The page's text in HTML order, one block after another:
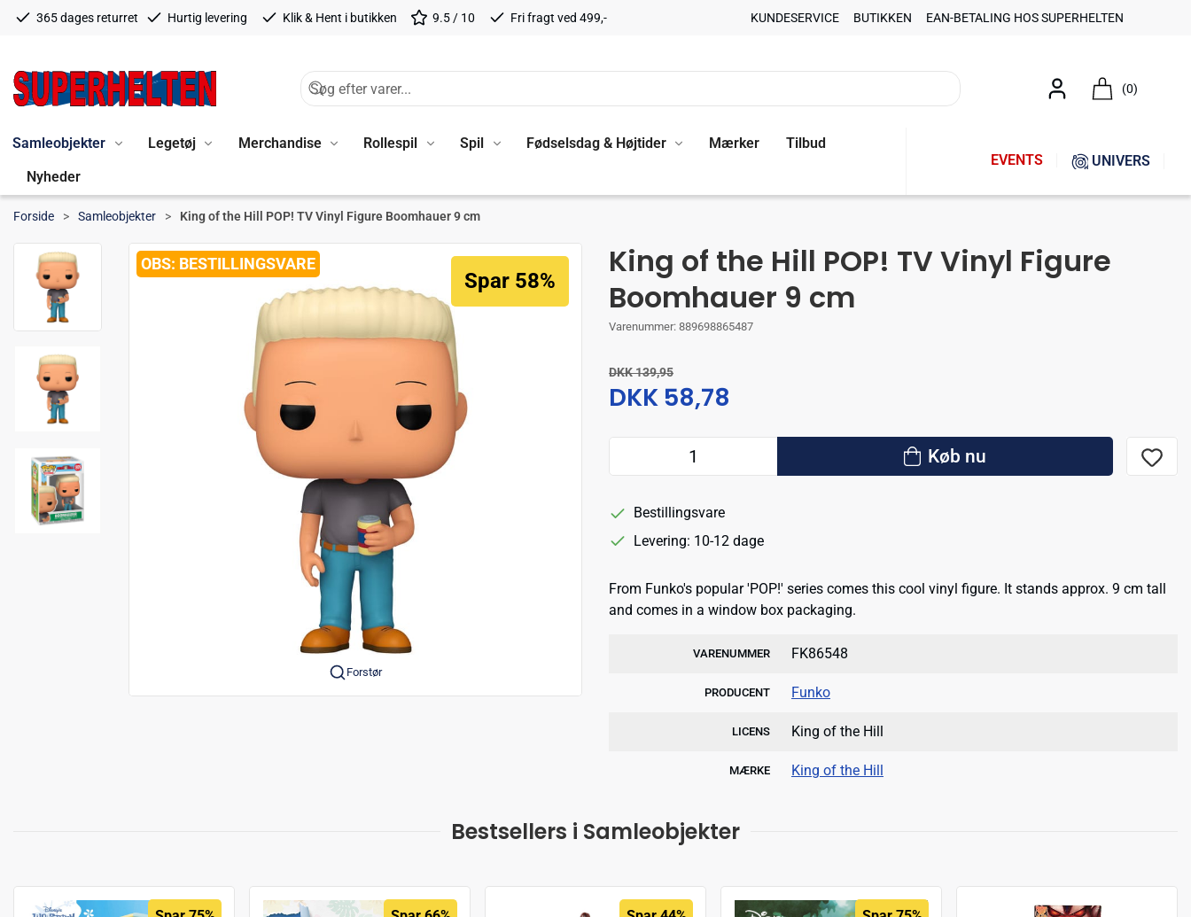
365 dages returret Hurtig levering Klik & Hent i butikken 9.5 / 10 Fri fragt ved 499,- KUNDESERVICE BUTIKKEN EAN-BETALING HOS SUPERHELTEN
(0)
Samleobjekter Legetøj Merchandise Rollespil Spil Fødselsdag & Højtider Mærker
Tilbud
Nyheder
EVENTS UNIVERS
Forside Samleobjekter King of the Hill POP! TV Vinyl Figure Boomhauer 9 cm
BESTILLINGSVARE
Forstør
Spar 58%
King of the Hill POP! TV Vinyl Figure
Boomhauer 9 cm
Varenummer: 889698865487
DKK 139,95
DKK 58,78
Køb nu
Bestillingsvare
Levering: 10-12 dage
From Funko's popular 'POP!' series comes this cool vinyl figure. It stands approx. 9 cm tall
and comes in a window box packaging.
VARENUMMER FK86548
PRODUCENT Funko
LICENS King of the Hill
MÆRKE King of the Hill
Bestsellers i Samleobjekter